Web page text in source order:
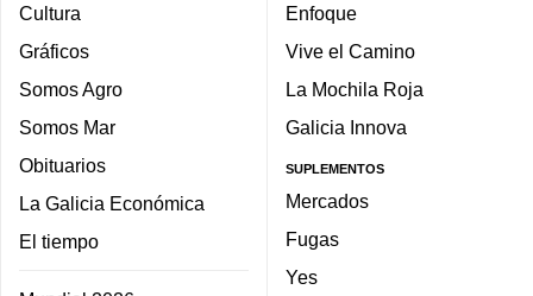
Cultura
Gráficos
Somos Agro
Somos Mar
Obituarios
La Galicia Económica
El tiempo
Enfoque
Vive el Camino
La Mochila Roja
Galicia Innova
SUPLEMENTOS
Mercados
Fugas
Yes